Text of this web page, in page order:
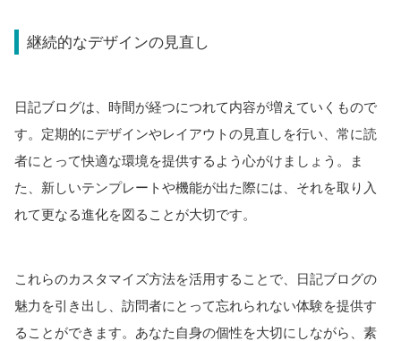
継続的なデザインの見直し
日記ブログは、時間が経つにつれて内容が増えていくもので
す。定期的にデザインやレイアウトの見直しを行い、常に読
者にとって快適な環境を提供するよう心がけましょう。ま
た、新しいテンプレートや機能が出た際には、それを取り入
れて更なる進化を図ることが大切です。
これらのカスタマイズ方法を活用することで、日記ブログの
魅力を引き出し、訪問者にとって忘れられない体験を提供す
ることができます。あなた自身の個性を大切にしながら、素